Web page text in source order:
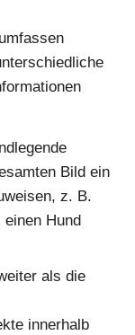
Bild ein
z. B.
Hund
als die
innerhalb